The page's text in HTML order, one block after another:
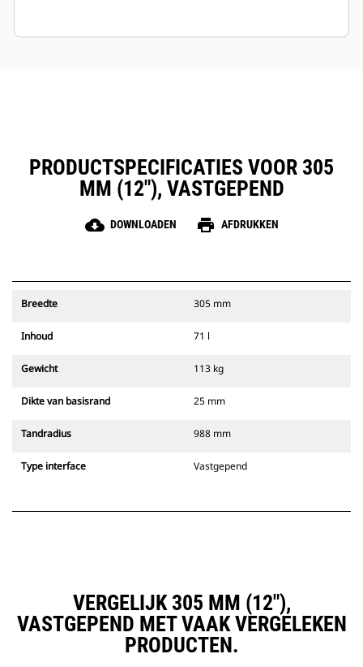
PRODUCTSPECIFICATIES VOOR 305
MM (12"), VASTGEPEND
cloud_download DOWNLOADEN print AFDRUKKEN
Breedte 305 mm
Inhoud 71 l
Gewicht 113 kg
Dikte van basisrand 25 mm
Tandradius 988 mm
Type interface Vastgepend
VERGELIJK 305 MM (12"),
VASTGEPEND MET VAAK VERGELEKEN
PRODUCTEN.